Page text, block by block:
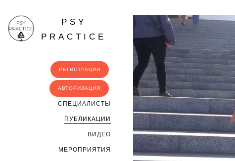
PSY
PRACTICE
РЕГИСТРАЦИЯ
АВТОРИЗАЦИЯ
CПЕЦИАЛИСТЫ
ПУБЛИКАЦИИ
ВИДЕО
МЕРОПРИЯТИЯ